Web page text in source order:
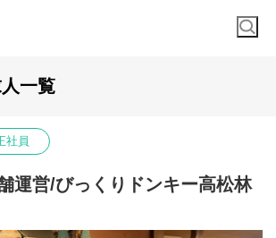
一覧
社員
運営/びっくりドンキー高松林